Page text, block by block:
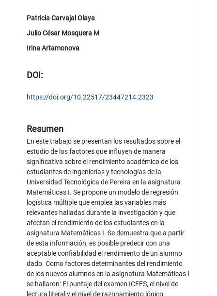
Patricia Carvajal Olaya
Julio César Mosquera M
Irina Artamonova
DOI:
https://doi.org/10.22517/23447214.2323
Resumen
En este trabajo se presentan los resultados sobre el
estudio de los factores que influyen de manera
significativa sobre el rendimiento académico de los
estudiantes de ingenierías y tecnologías de la
Universidad Tecnológica de Pereira en la asignatura
Matemáticas I. Se propone un modelo de regresión
logística múltiple que emplea las variables más
relevantes halladas durante la investigación y que
afectan el rendimiento de los estudiantes en la
asignatura Matemáticas I. Se demuestra que a partir
de esta información, es posible predecir con una
aceptable confiabilidad el rendimiento de un alumno
dado. Como factores determinantes del rendimiento
de los nuevos alumnos en la asignatura Matemáticas I
se hallaron: El puntaje del examen ICFES, el nivel de
lectura literal y el nivel de razonamiento lógico